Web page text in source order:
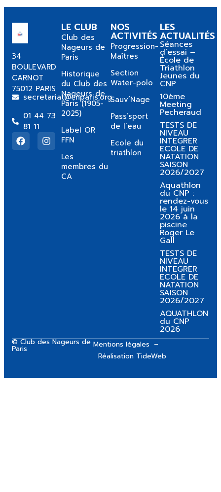
34
BOULEVARD
CARNOT
75012 PARIS
secretariat@cnparis.org
01 44 73
81 11
LE CLUB
Club des
Nageurs de
Paris
Historique
du Club des
Nageurs de
Paris (1905-
2025)
Label OR
FFN
Les
membres du
CA
NOS
ACTIVITÉS
Progression-
Maîtres
Section
Water-polo
Sauv’Nage
Pass’sport
de l’eau
Ecole du
triathlon
LES
ACTUALITÉS
Séances
d’essai –
École de
Triathlon
Jeunes du
CNP
10ème
Meeting
Pecheraud
TESTS DE
NIVEAU
INTEGRER
ECOLE DE
NATATION
SAISON
2026/2027
Aquathlon
du CNP :
rendez-vous
le 14 juin
2026 à la
piscine
Roger Le
Gall
TESTS DE
NIVEAU
INTEGRER
ECOLE DE
NATATION
SAISON
2026/2027
AQUATHLON
du CNP
2026
© Club des Nageurs de
Paris
Mentions légales
Réalisation TideWeb